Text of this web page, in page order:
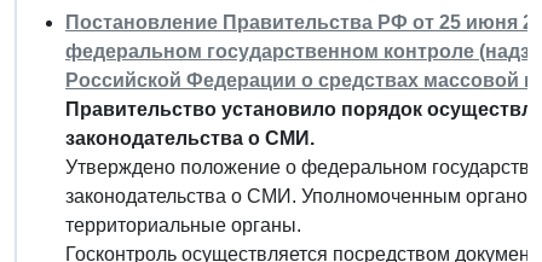
Постановление Правительства РФ от 25 июня
федеральном государственном контроле
Российской Федерации о средствах массовой
Правительство установило порядок
законодательства о СМИ.
Утверждено положение о федеральном
законодательства о СМИ. Уполномоченным органом
территориальные органы.
Госконтроль осуществляется посредством